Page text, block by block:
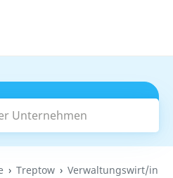
Unternehmen
Suchen
Treptow Verwaltungswirt/in